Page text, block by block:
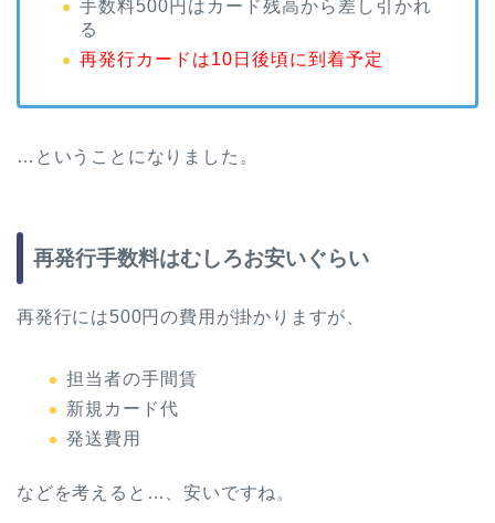
手数料500円はカード残高から差し引かれ
る
再発行カードは10日後頃に到着予定
…ということになりました。
再発行手数料はむしろお安いぐらい
再発行には500円の費用が掛かりますが、
担当者の手間賃
新規カード代
発送費用
などを考えると…、安いですね。